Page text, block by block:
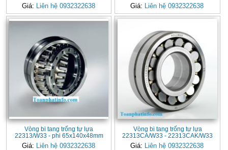
Giá: Liên hệ 0932322638 Giá: Liên hệ 0932322638
Vòng bi tang trống tự lựa
22313/W33 - phi 65x140x48mm
Giá: Liên hệ 0932322638
Vòng bi tang trống tự lựa
22313CA/W33 - 22313CAK/W33
Giá: Liên hệ 0932322638